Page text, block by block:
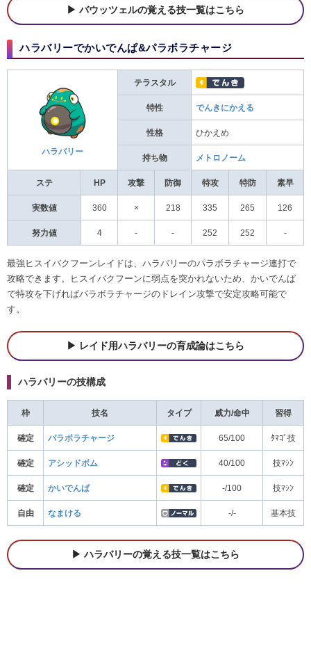
バウッツェルの覚える技一覧はこちら
ハラバリーでかいでんぱ&パラボラチャージ
ハラバリー
テラスタル
特性 でんきにかえる
性格 ひかえめ
持ち物 メトロノーム
ステ HP 攻撃 防御 特攻 特防 素早
実数値 360 × 218 335 265 126
努力値 4 - - 252 252 -
最強ヒスイバクフーンレイドは、ハラバリーのパラボラチャージ連打で
攻略できます。ヒスイバクフーンに弱点を突かれないため、かいでんぱ
で特攻を下げればパラボラチャージのドレイン攻撃で安定攻略可能で
す。
レイド用ハラバリーの育成論はこちら
ハラバリーの技構成
枠 技名 タイプ 威力/命中 習得
確定 パラボラチャージ 65/100 ﾀﾏｺﾞ技
確定 アシッドボム 40/100 技ﾏｼﾝ
確定 かいでんぱ -/100 技ﾏｼﾝ
自由 なまける -/- 基本技
ハラバリーの覚える技一覧はこちら